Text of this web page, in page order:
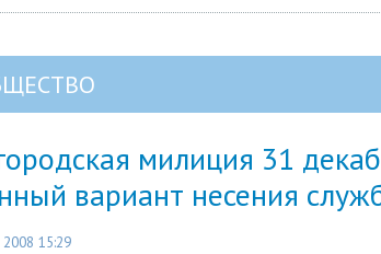
милиция 31
вариант несения
15:29